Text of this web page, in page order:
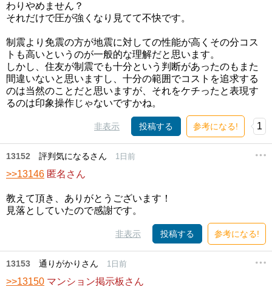
わりやめません？
それだけで圧が強くなり見てて不快です。
制震より免震の方が地震に対しての性能が高くその分コス
トも高いというのが一般的な理解だと思います。
しかし、住友が制震でも十分という判断があったのもまた
間違いないと思いますし、十分の範囲でコストを追求する
のは当然のことだと思いますが、それをケチったと表現す
るのは印象操作じゃないですかね。
非表示 投稿する 参考になる! 1
13152 評判気になるさん 1日前
>>13146 匿名さん
教えて頂き、ありがとうございます！
見落としていたので感謝です。
非表示 投稿する 参考になる!
13153 通りがかりさん 1日前
>>13150 マンション掲示板さん